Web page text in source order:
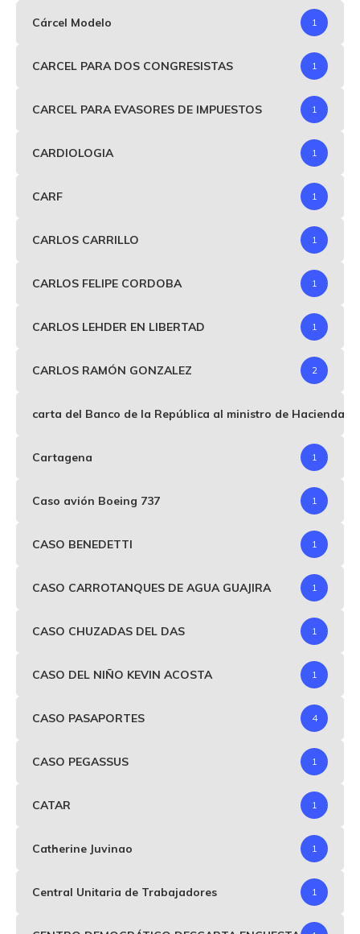
Cárcel Modelo 1
CARCEL PARA DOS CONGRESISTAS 1
CARCEL PARA EVASORES DE IMPUESTOS 1
CARDIOLOGIA 1
CARF 1
CARLOS CARRILLO 1
CARLOS FELIPE CORDOBA 1
CARLOS LEHDER EN LIBERTAD 1
CARLOS RAMÓN GONZALEZ 2
carta del Banco de la República al ministro de Hacienda
Cartagena 1
Caso avión Boeing 737 1
CASO BENEDETTI 1
CASO CARROTANQUES DE AGUA GUAJIRA 1
CASO CHUZADAS DEL DAS 1
CASO DEL NIÑO KEVIN ACOSTA 1
CASO PASAPORTES 4
CASO PEGASSUS 1
CATAR 1
Catherine Juvinao 1
Central Unitaria de Trabajadores 1